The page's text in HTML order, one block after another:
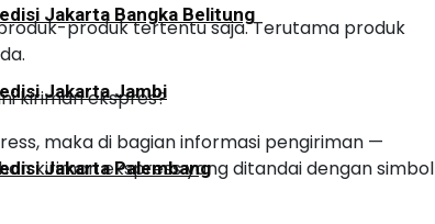
Jakarta Bangka Belitung
Jakarta Jambi
Jakarta Palembang
produk tertentu saja. Terutama produk
kiriman ekspres?
maka di bagian informasi pengiriman —
kiriman ekspress yang ditandai dengan simbol